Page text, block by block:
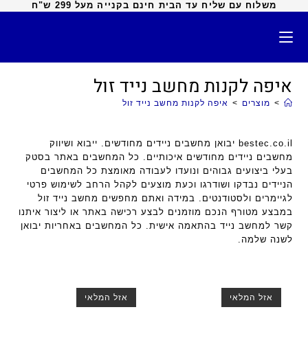
משלוח עם שליח עד הבית חינם בקנייה מעל 299 ש"ח
איפה לקנות מחשב נייד זול
> מוצרים > איפה לקנות מחשב נייד זול
bestec.co.il יבואן מחשבים ניידים מחודשים. ייבוא ושיווק
מחשבים ניידים מחודשים איכותיים. כל המחשבים באתר בסטק
בעלי ביצועים גבוהים ונועדו לעבודה מאומצת כל המחשבים
הניידים נבדקו ושודרגו וכעת מוצעים לקהל הרחב לשימוש פרטי
לגיימרים ולסטודנטים. במידה ואתם מחפשים מחשב נייד זול
במבצע מטורף הנכם מוזמנים לבצע רכישה באתר או ליצור איתנו
קשר למחשב נייד בהתאמה אישית. כל המחשבים באחריות יבואן
לשנה שלמה.
אזל המלאי אזל המלאי